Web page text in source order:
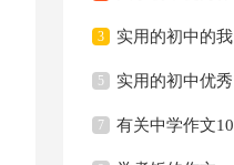
文4篇
3 实用的初中的我
作文3篇
5 实用的初中优秀
作文6篇
7 有关中学作文10